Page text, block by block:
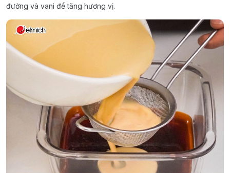
đường và vani để tăng hương vị.